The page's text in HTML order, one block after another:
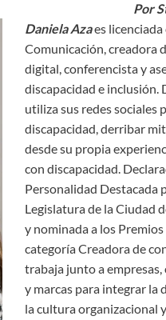
Por
Daniela Azaes licenciada
Comunicación, creadora
digital, conferencista y
discapacidad e inclusión.
utiliza sus redes sociales
discapacidad, derribar
desde su propia
con discapacidad.
Personalidad Destacada
Legislatura de la Ciudad
y nominada a los
categoría Creadora de
trabaja junto a empresas,
y marcas para integrar la
la cultura organizacional